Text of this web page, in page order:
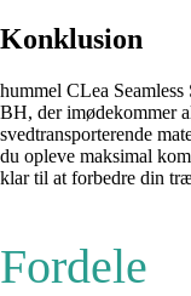
Konklusion
hummel CLea
BH, der imødekommer
svedtransporterende
du opleve maksimal
klar til at forbedre din
Fordele